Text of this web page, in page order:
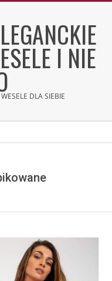
I NIE
DLA SIEBIE